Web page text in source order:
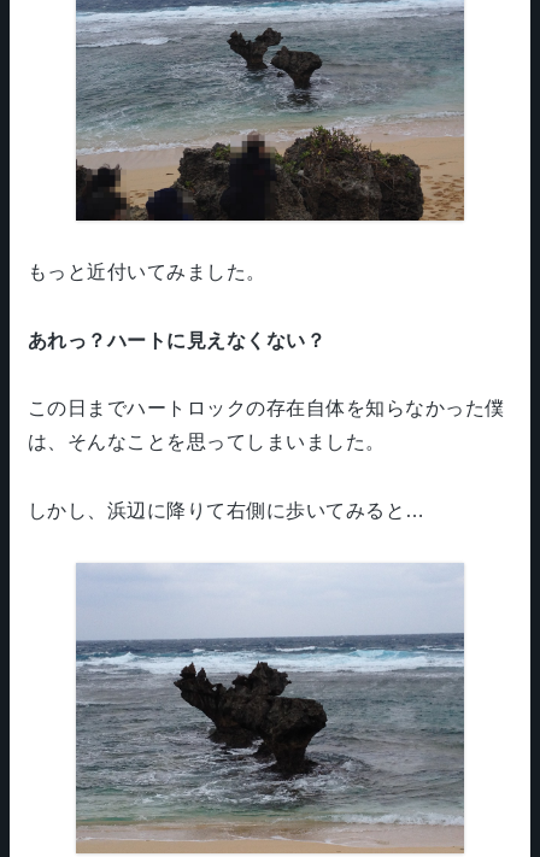
もっと近付いてみました。
あれっ？ハートに見えなくない？
この日までハートロックの存在自体を知らなかった僕
は、そんなことを思ってしまいました。
しかし、浜辺に降りて右側に歩いてみると…